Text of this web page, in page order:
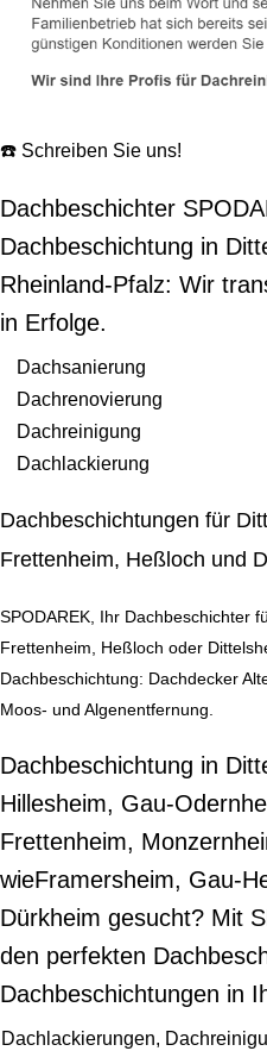
☎️ Schreiben Sie uns!
Dachbeschichter
Dachbeschichtung in
Rheinland-Pfalz: Wir
in Erfolge.
Dachsanierung
Dachrenovierung
Dachreinigung
Dachlackierung
Dachbeschichtungen für
Frettenheim, Heßloch und
SPODAREK, Ihr Dachbeschichter
Frettenheim, Heßloch oder
Dachbeschichtung: Dachdecker
Moos- und Algenentfernung.
Dachbeschichtung in
Hillesheim, Gau-
Frettenheim,
wieFramersheim, Gau-
Dürkheim gesucht? Mit
den perfekten
Dachbeschichtungen in
Dachlackierungen,